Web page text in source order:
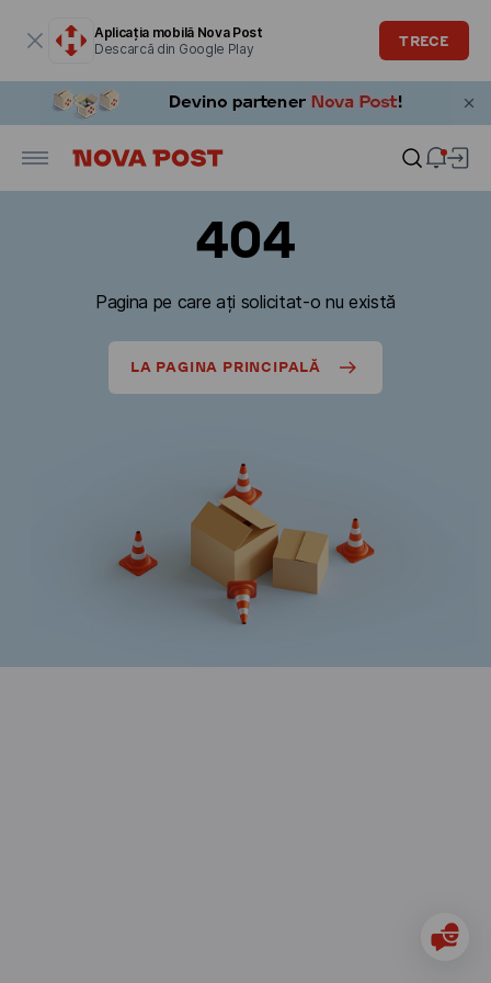
Aplicația mobilă Nova Post
Descarcă din Google Play
TRECE
404
Pagina pe care ați solicitat-o nu există
LA PAGINA PRINCIPALĂ